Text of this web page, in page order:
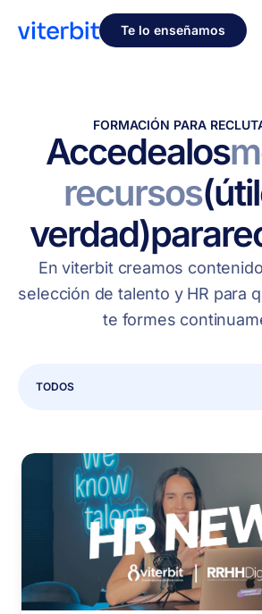
Te lo enseñamos
FORMACIÓN PARA
Accedealos
recursos
verdad)para
En viterbit creamos
selección de talento y HR para
te formes
TODOS